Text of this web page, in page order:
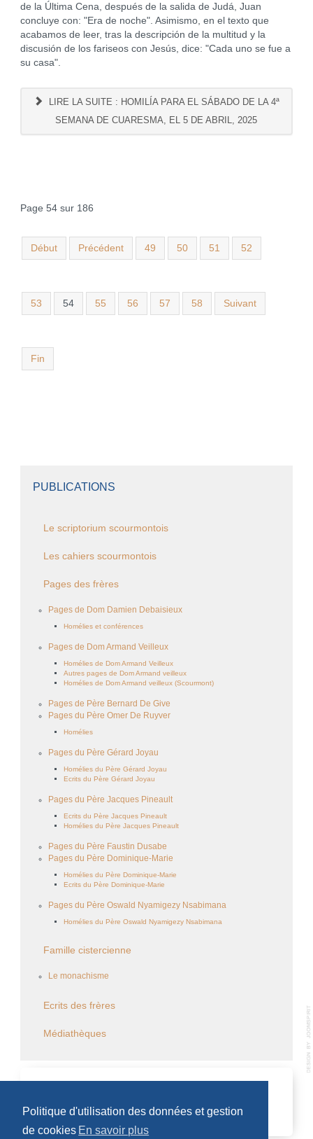
Politique d'utilisation des données et gestion
de cookies En savoir plus
de la Última Cena, después de la salida de Judá, Juan
concluye con: "Era de noche". Asimismo, en el texto que
acabamos de leer, tras la descripción de la multitud y la
discusión de los fariseos con Jesús, dice: "Cada uno se fue a
su casa".
LIRE LA SUITE : HOMILÍA PARA EL SÁBADO DE LA 4ª
SEMANA DE CUARESMA, EL 5 DE ABRIL, 2025
Page 54 sur 186
Début Précédent 49 50 51 52
53 54 55 56 57 58 Suivant
Fin
PUBLICATIONS
Le scriptorium scourmontois
Les cahiers scourmontois
Pages des frères
Pages de Dom Damien Debaisieux
Homélies et conférences
Pages de Dom Armand Veilleux
Homélies de Dom Armand Veilleux
Autres pages de Dom Armand veilleux
Homélies de Dom Armand veilleux (Scourmont)
Pages de Père Bernard De Give
Pages du Père Omer De Ruyver
Homélies
Pages du Père Gérard Joyau
Homélies du Père Gérard Joyau
Ecrits du Père Gérard Joyau
Pages du Père Jacques Pineault
Ecrits du Père Jacques Pineault
Homélies du Père Jacques Pineault
Pages du Père Faustin Dusabe
Pages du Père Dominique-Marie
Homélies du Père Dominique-Marie
Ecrits du Père Dominique-Marie
Pages du Père Oswald Nyamigezy Nsabimana
Homélies du Père Oswald Nyamigezy Nsabimana
Famille cistercienne
Le monachisme
Ecrits des frères
Médiathèques
Aucun évènement